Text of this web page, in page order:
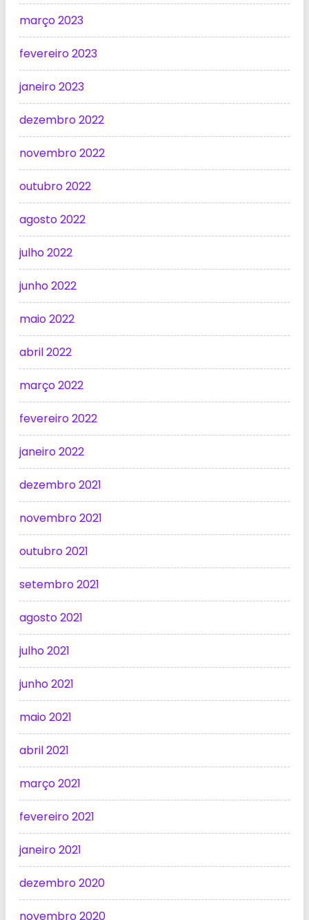
março 2023
fevereiro 2023
janeiro 2023
dezembro 2022
novembro 2022
outubro 2022
agosto 2022
julho 2022
junho 2022
maio 2022
abril 2022
março 2022
fevereiro 2022
janeiro 2022
dezembro 2021
novembro 2021
outubro 2021
setembro 2021
agosto 2021
julho 2021
junho 2021
maio 2021
abril 2021
março 2021
fevereiro 2021
janeiro 2021
dezembro 2020
novembro 2020